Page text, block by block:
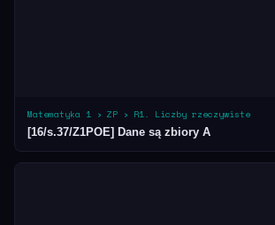
Matematyka 1 › ZP › R1. Liczby rzeczywiste
[16/s.37/Z1POE] Dane są zbiory A